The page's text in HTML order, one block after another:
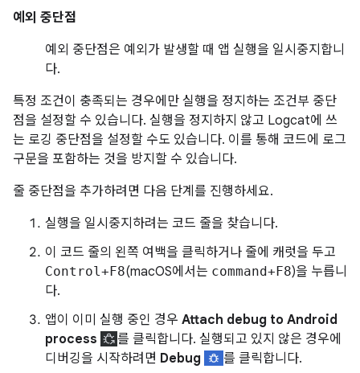
예외 중단점
예외 중단점은 예외가 발생할 때 앱 실행을 일시중지합니
다.
특정 조건이 충족되는 경우에만 실행을 정지하는 조건부 중단
점을 설정할 수 있습니다. 실행을 정지하지 않고 Logcat에 쓰
는 로깅 중단점을 설정할 수도 있습니다. 이를 통해 코드에 로그
구문을 포함하는 것을 방지할 수 있습니다.
줄 중단점을 추가하려면 다음 단계를 진행하세요.
실행을 일시중지하려는 코드 줄을 찾습니다.
이 코드 줄의 왼쪽 여백을 클릭하거나 줄에 캐럿을 두고
Control+F8(macOS에서는 command+F8)을 누릅니
다.
앱이 이미 실행 중인 경우 Attach debug to Android
process
를 클릭합니다. 실행되고 있지 않은 경우에
디버깅을 시작하려면 Debug
를 클릭합니다.